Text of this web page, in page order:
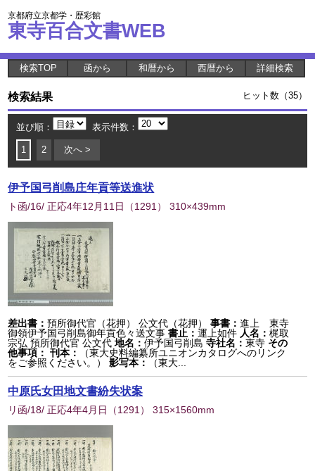
京都府立京都学・歴彩館
東寺百合文書WEB
検索TOP 函から 和暦から 西暦から 詳細検索
検索結果 ヒット数（35）
並び順： 表示件数：
1 2 次へ >
伊予国弓削島庄年貢等送進状
ト函/16/ 正応4年12月11日 （1291 ） 310×439mm
差出書：預所御代官（花押） 公文代（花押） 事書：進上 東寺
御領伊予国弓削島御年貢色々送文事書止：運上如件 人名：梶取
宗弘 預所御代官 公文代 地名：伊予国弓削島 寺社名：東寺 その
他事項： 刊本：
（東大史料編纂所ユニオンカタログへのリンク
をご参照ください。）
影写本： （東大...
中原氏女田地文書紛失状案
リ函/18/ 正応4年4月日 （1291 ） 315×1560mm